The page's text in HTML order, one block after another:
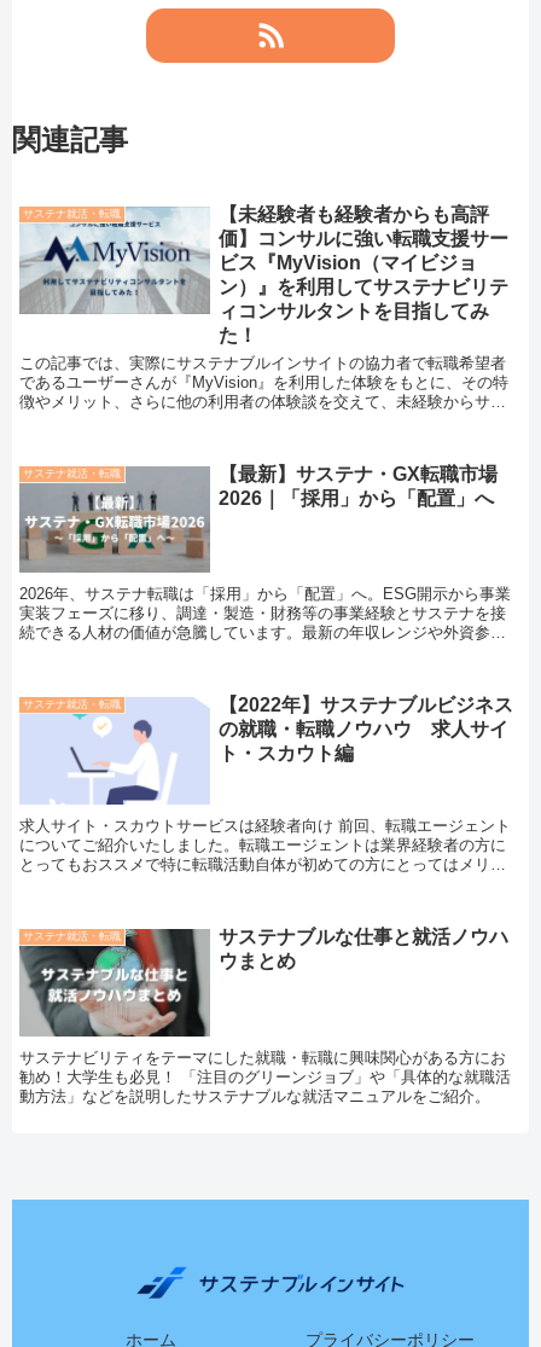
関連記事
サステナ就活・転職
【未経験者も経験者からも高評
価】コンサルに強い転職支援サー
ビス『MyVision（マイビジョ
ン）』を利用してサステナビリテ
ィコンサルタントを目指してみ
た！
この記事では、実際にサステナブルインサイトの協力者で転職希望者
であるユーザーさんが『MyVision』を利用した体験をもとに、その特
徴やメリット、さらに他の利用者の体験談を交えて、未経験からサス
サステナ就活・転職
【最新】サステナ・GX転職市場
2026｜「採用」から「配置」へ
2026年、サステナ転職は「採用」から「配置」へ。ESG開示から事業
実装フェーズに移り、調達・製造・財務等の事業経験とサステナを接
続できる人材の価値が急騰しています。最新の年収レンジや外資参入
サステナ就活・転職
【2022年】サステナブルビジネス
の就職・転職ノウハウ 求人サイ
ト・スカウト編
求人サイト・スカウトサービスは経験者向け 前回、転職エージェント
についてご紹介いたしました。転職エージェントは業界経験者の方に
とってもおススメで特に転職活動自体が初めての方にとってはメリッ
サステナ就活・転職
サステナブルな仕事と就活ノウハ
ウまとめ
サステナビリティをテーマにした就職・転職に興味関心がある方にお
勧め！大学生も必見！ 「注目のグリーンジョブ」や「具体的な就職活
動方法」などを説明したサステナブルな就活マニュアルをご紹介。
ホーム プライバシーポリシー